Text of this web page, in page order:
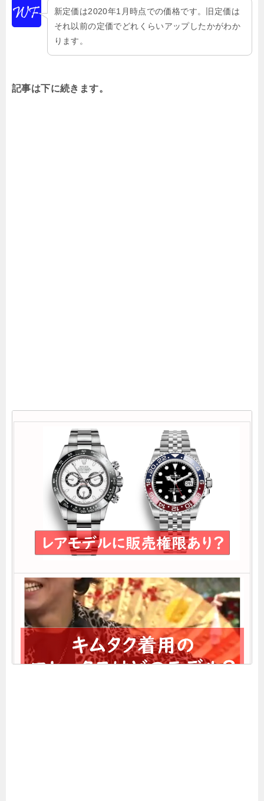
新定価は2020年1月時点での価格です。旧定価は
それ以前の定価でどれくらいアップしたかがわか
ります。
記事は下に続きます。